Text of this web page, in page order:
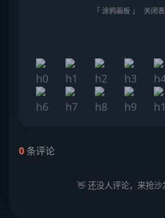
「 涂鸦画板 」 关闭
0条评论
👋 还没人评论，来抢沙